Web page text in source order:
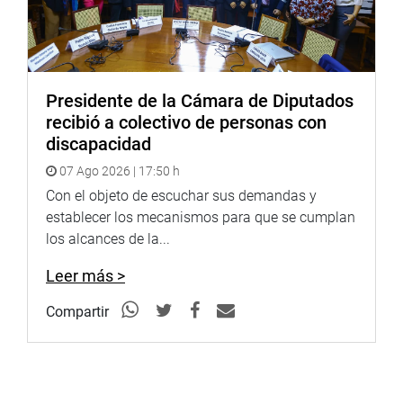
PRENSA CONGRESO
Puede encontrar más información en nuestra página web
y redes sociales.http://www.congreso.gob.pe/Facebook:
https://www.facebook.com/congresodelarepublicadelperu?
fref=tsTwitter:https://twitter.com/congresoperu
Facebook: https://goo.gl/s5t7XN
Twitter:https://goo.gl/iMywRR
http://www4.congreso.gob.pe/heraldo/index.asp
Presidente de la Cámara de Diputados
recibió a colectivo de personas con
discapacidad
07 Ago 2026 | 17:50 h
Con el objeto de escuchar sus demandas y
establecer los mecanismos para que se cumplan
los alcances de la...
Leer más >
Compartir